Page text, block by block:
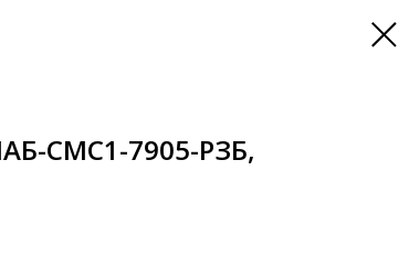
СМС1-7905-РЗБ,